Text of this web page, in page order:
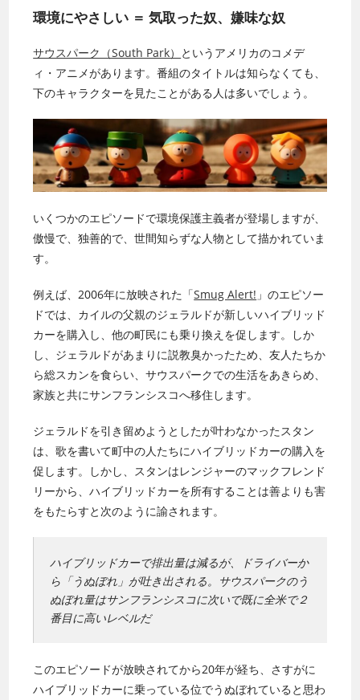
環境にやさしい ＝ 気取った奴、嫌味な奴
サウスパーク（South Park） というアメリカのコメデ
ィ・アニメがあります。番組のタイトルは知らなくても、
下のキャラクターを見たことがある人は多いでしょう。
いくつかのエピソードで環境保護主義者が登場しますが、
傲慢で、独善的で、世間知らずな人物として描かれていま
す。
例えば、2006年に放映された「Smug Alert! 」のエピソー
ドでは、カイルの父親のジェラルドが新しいハイブリッド
カーを購入し、他の町民にも乗り換えを促します。しか
し、ジェラルドがあまりに説教臭かったため、友人たちか
ら総スカンを食らい、サウスパークでの生活をあきらめ、
家族と共にサンフランシスコへ移住します。
ジェラルドを引き留めようとしたが叶わなかったスタン
は、歌を書いて町中の人たちにハイブリッドカーの購入を
促します。しかし、スタンはレンジャーのマックフレンド
リーから、ハイブリッドカーを所有することは善よりも害
をもたらすと次のように諭されます。
ハイブリッドカーで排出量は減るが、ドライバーか
ら「うぬぼれ」が吐き出される。サウスパークのう
ぬぼれ量はサンフランシスコに次いで既に全米で２
番目に高いレベルだ
このエピソードが放映されてから20年が経ち、さすがに
ハイブリッドカーに乗っている位でうぬぼれていると思わ